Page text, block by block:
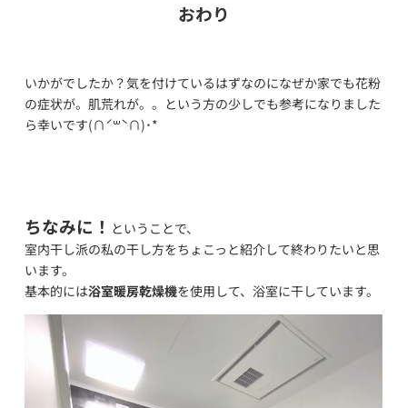
おわり
いかがでしたか？気を付けているはずなのになぜか家でも花粉
の症状が。肌荒れが。。という方の少しでも参考になりました
ら幸いです(∩ˊ꒳​ˋ∩)･*
ちなみに！ ということで、
室内干し派の私の干し方をちょこっと紹介して終わりたいと思
います。
基本的には浴室暖房乾燥機を使用して、浴室に干しています。